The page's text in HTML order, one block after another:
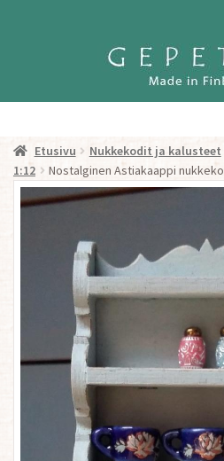
Siirry
Siirry
Etusivu
Tuotteet
Yhteystiedot/ Gepetosta
Jälleenmyyjät ja agentit
Tavataan täällä
Gepetto Jälleenmyyjille
Etusivu Nukkekodit ja kalusteet
1:12
Nostalginen Astiakaappi